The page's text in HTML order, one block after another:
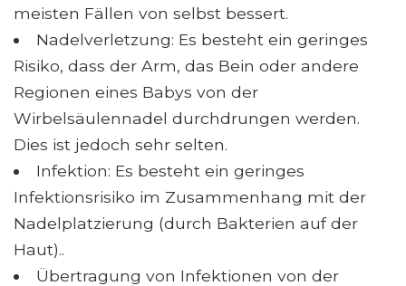
meisten Fällen von selbst bessert.
Nadelverletzung: Es besteht ein geringes
Risiko, dass der Arm, das Bein oder andere
Regionen eines Babys von der
Wirbelsäulennadel durchdrungen werden.
Dies ist jedoch sehr selten.
Infektion: Es besteht ein geringes
Infektionsrisiko im Zusammenhang mit der
Nadelplatzierung (durch Bakterien auf der
Haut)..
Übertragung von Infektionen von der